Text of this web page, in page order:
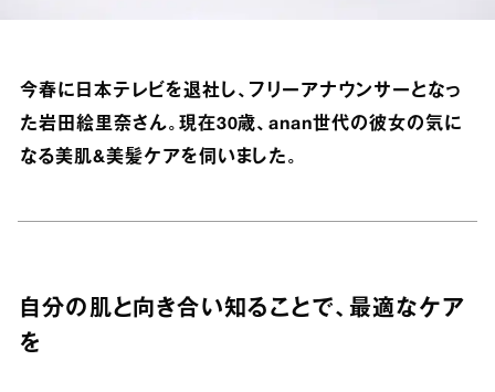
今春に日本テレビを退社し、フリーアナウンサーとなっ
た岩田絵里奈さん。現在30歳、anan世代の彼女の気に
なる美肌&美髪ケアを伺いました。
自分の肌と向き合い知ることで、最適なケア
を